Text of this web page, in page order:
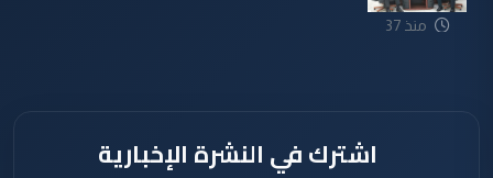
منذ 37
اشترك في النشرة الإخبارية